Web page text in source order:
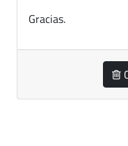
Gracias.